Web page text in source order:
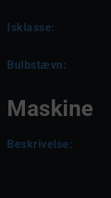
Isklasse:
Bulbstævn:
Maskine
Beskrivelse: